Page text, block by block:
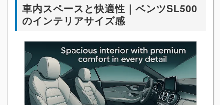
車内スペースと快適性｜ベンツSL500
のインテリアサイズ感